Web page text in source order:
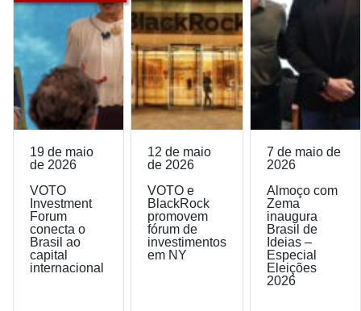
19 de maio
de 2026
VOTO
Investment
Forum
conecta o
Brasil ao
capital
internacional
12 de maio
de 2026
VOTO e
BlackRock
promovem
fórum de
investimentos
em NY
7 de maio de
2026
Almoço com
Zema
inaugura
Brasil de
Ideias –
Especial
Eleições
2026